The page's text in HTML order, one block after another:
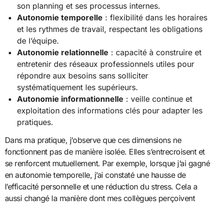
son planning et ses processus internes.
Autonomie temporelle : flexibilité dans les horaires
et les rythmes de travail, respectant les obligations
de l’équipe.
Autonomie relationnelle : capacité à construire et
entretenir des réseaux professionnels utiles pour
répondre aux besoins sans solliciter
systématiquement les supérieurs.
Autonomie informationnelle : veille continue et
exploitation des informations clés pour adapter les
pratiques.
Dans ma pratique, j’observe que ces dimensions ne
fonctionnent pas de manière isolée. Elles s’entrecroisent et
se renforcent mutuellement. Par exemple, lorsque j’ai gagné
en autonomie temporelle, j’ai constaté une hausse de
l’efficacité personnelle et une réduction du stress. Cela a
aussi changé la manière dont mes collègues perçoivent